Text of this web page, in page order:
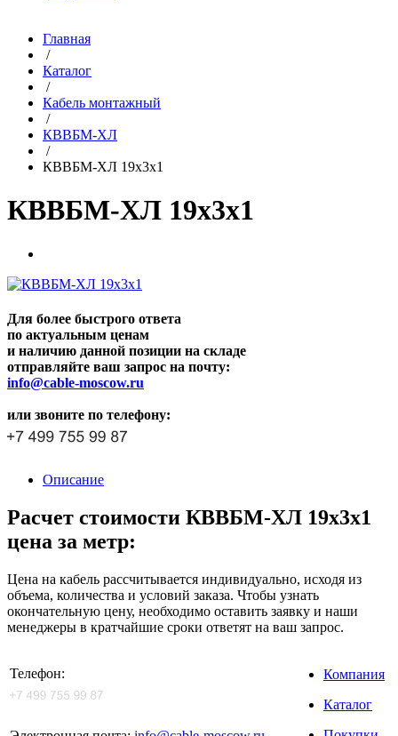
Главная
/
Каталог
/
Кабель монтажный
/
КВВБМ-ХЛ
/
КВВБМ-ХЛ 19х3х1
КВВБМ-ХЛ 19х3х1
Для более быстрого ответа
по актуальным ценам
и наличию данной позиции на складе
отправляйте ваш запрос на почту:
info@cable-moscow.ru
или звоните по телефону:
Описание
Расчет стоимости КВВБМ-ХЛ 19х3х1
цена за метр:
Цена на кабель рассчитывается индивидуально, исходя из
объема, количества и условий заказа. Чтобы узнать
окончательную цену, необходимо оставить заявку и наши
менеджеры в кратчайшие сроки ответят на ваш запрос.
Телефон:
Компания
Каталог